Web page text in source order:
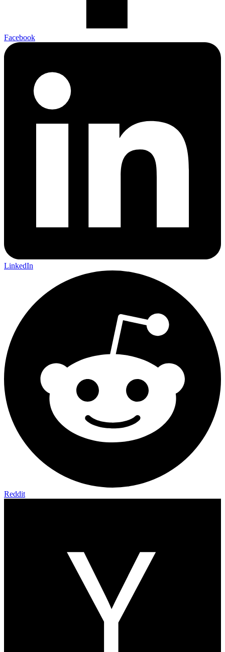
Facebook
LinkedIn
Reddit